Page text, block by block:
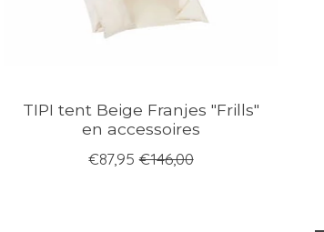
TIPI tent Beige Franjes "Frills"
en accessoires
€87,95 €146,00